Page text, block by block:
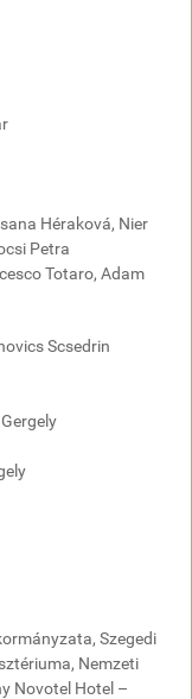
Héraková, Nier
Petra
Totaro, Adam
Scsedrin
Szegedi
Nemzeti
Novotel Hotel –